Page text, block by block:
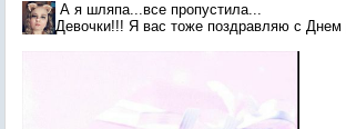
А я шляпа...все пропустила...
Девочки!!! Я вас тоже поздравляю с Днем